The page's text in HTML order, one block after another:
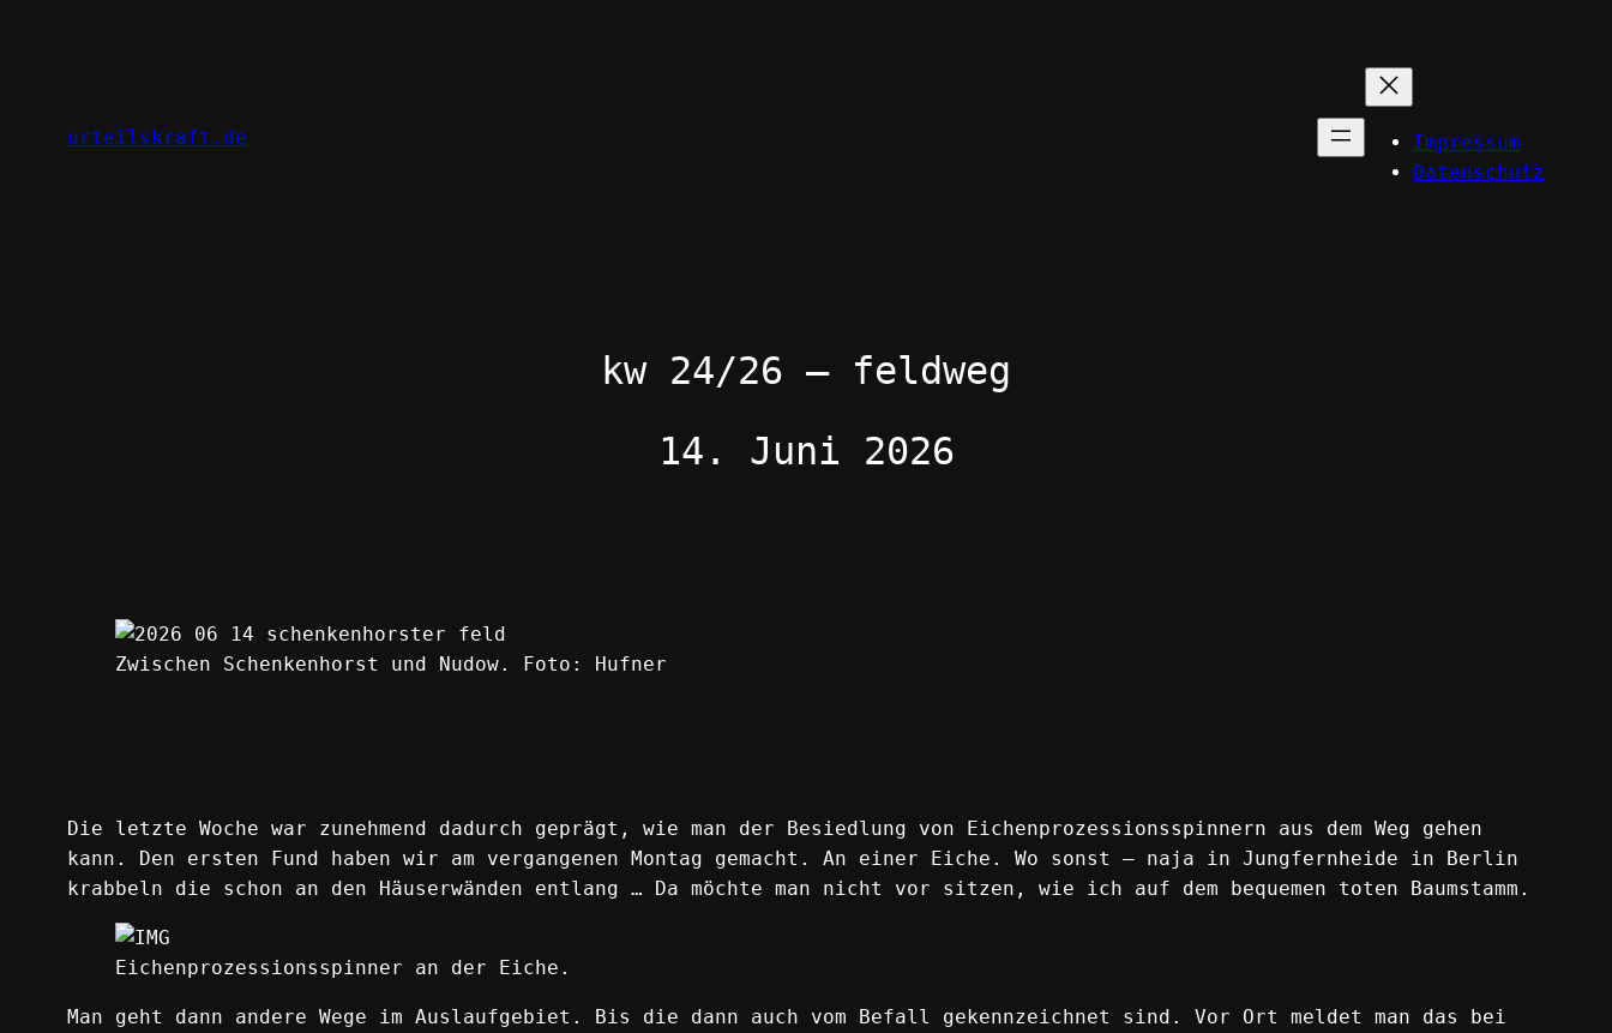
urteilskraft.de
Impressum
Datenschutz
kw 24/26 – feldweg
14. Juni 2026
Zwischen Schenkenhorst und Nudow. Foto: Hufner
Die letzte Woche war zunehmend dadurch geprägt, wie man der Besiedlung von Eichenprozessionsspinnern aus dem Weg gehen
kann. Den ersten Fund haben wir am vergangenen Montag gemacht. An einer Eiche. Wo sonst – naja in Jungfernheide in Berlin
krabbeln die schon an den Häuserwänden entlang … Da möchte man nicht vor sitzen, wie ich auf dem bequemen toten Baumstamm.
Eichenprozessionsspinner an der Eiche.
Man geht dann andere Wege im Auslaufgebiet. Bis die dann auch vom Befall gekennzeichnet sind. Vor Ort meldet man das bei